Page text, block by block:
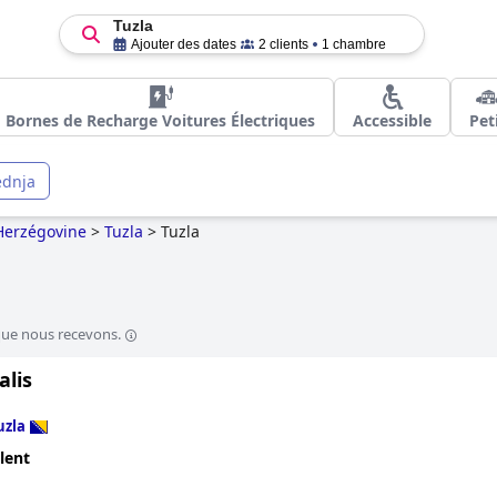
Tuzla
Ajouter des dates 2 clients 1 chambre
Bornes de Recharge Voitures Électriques Accessible
> Tuzla > Tuzla
nous recevons.